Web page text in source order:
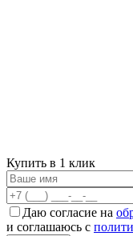
Купить в 1 клик
Даю согласие на
и соглашаюсь с